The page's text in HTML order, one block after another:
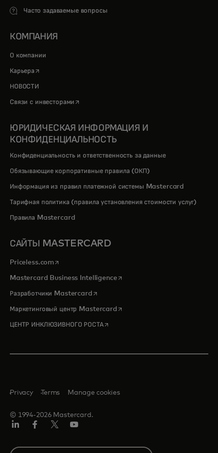
Часто задаваемые вопросы
КОМПАНИЯ
О компании
Карьера opens in a new tab
НОВОСТИ
Связи с инвесторами opens in a new tab
ЮРИДИЧЕСКАЯ ИНФОРМАЦИЯ И
КОНФИДЕНЦИАЛЬНОСТЬ
Конфиденциальность и ответственность за данные
Обязывающие корпоративные правила (ОКП)
Информация из правил платежной системы Mastercard
Тарифная политика (правила установления стоимости услуг)
Правила Mastercard
САЙТЫ MASTERCARD
Priceless.com opens in a new tab
Mastercard Business Intelligenceopens in a new tab
Разработчики Mastercardopens in a new tab
Маркетинговый центр Mastercardopens in a new tab
ЦЕНТР ИНКЛЮЗИВНОГО РОСТАopens in a new tab
© 1994-2026 Mastercard.
Privacy Terms Manage cookies
Select
Twitter)